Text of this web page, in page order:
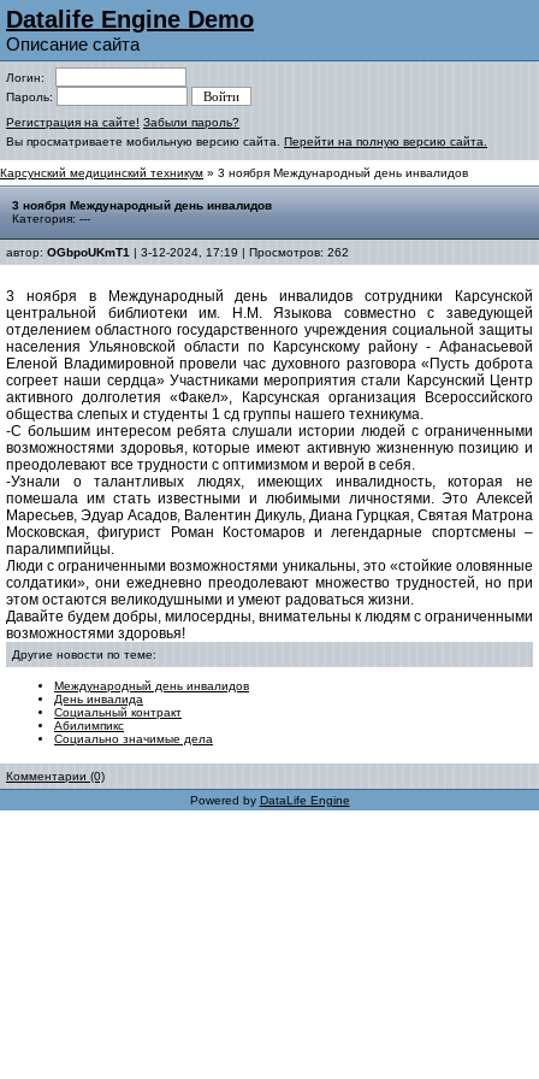
Datalife Engine Demo
Описание сайта
Логин:
Пароль:
Регистрация на сайте! Забыли пароль?
Вы просматриваете мобильную версию сайта. Перейти на полную версию сайта.
Карсунский медицинский техникум » 3 ноября Международный день инвалидов
3 ноября Международный день инвалидов
Категория: ---
автор: OGbpoUKmT1 | 3-12-2024, 17:19 | Просмотров: 262
3 ноября в Международный день инвалидов сотрудники Карсунской
центральной библиотеки им. Н.М. Языкова совместно с заведующей
отделением областного государственного учреждения социальной защиты
населения Ульяновской области по Карсунскому району - Афанасьевой
Еленой Владимировной провели час духовного разговора «Пусть доброта
согреет наши сердца» Участниками мероприятия стали Карсунский Центр
активного долголетия «Факел», Карсунская организация Всероссийского
общества слепых и студенты 1 сд группы нашего техникума.
-С большим интересом ребята слушали истории людей с ограниченными
возможностями здоровья, которые имеют активную жизненную позицию и
преодолевают все трудности с оптимизмом и верой в себя.
-Узнали о талантливых людях, имеющих инвалидность, которая не
помешала им стать известными и любимыми личностями. Это Алексей
Маресьев, Эдуар Асадов, Валентин Дикуль, Диана Гурцкая, Святая Матрона
Московская, фигурист Роман Костомаров и легендарные спортсмены –
паралимпийцы.
Люди с ограниченными возможностями уникальны, это «стойкие оловянные
солдатики», они ежедневно преодолевают множество трудностей, но при
этом остаются великодушными и умеют радоваться жизни.
Давайте будем добры, милосердны, внимательны к людям с ограниченными
возможностями здоровья!
Другие новости по теме:
Международный день инвалидов
День инвалида
Социальный контракт
Абилимпикс
Социально значимые дела
Комментарии (0)
Powered by DataLife Engine